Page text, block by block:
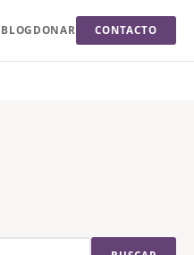
BLOG DONAR CONTACTO